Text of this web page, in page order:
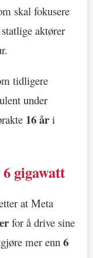
skal fokusere
aktører
tidligere
under
16 år i
gigawatt
at Meta
for å drive sine
mer enn 6